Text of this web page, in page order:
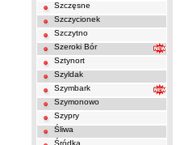
Szczęsne
Szczycionek
Szczytno
Szeroki Bór
Sztynort
Szyldak
Szymbark
Szymonowo
Szypry
Śliwa
Śródka